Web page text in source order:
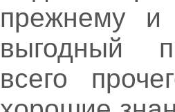
прежнему и
выгодный
всего